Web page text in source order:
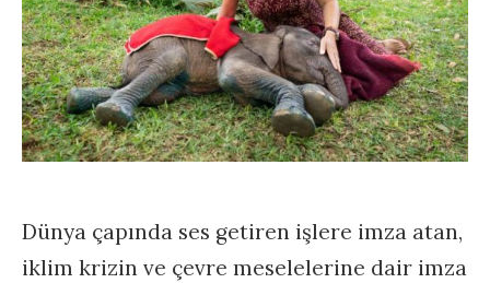
Dünya çapında ses getiren işlere imza atan,
iklim krizin ve çevre meselelerine dair imza